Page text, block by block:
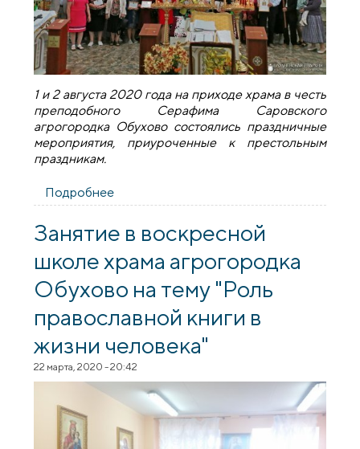
1 и 2 августа 2020 года на приходе храма в честь
преподобного Серафима Саровского
агрогородка Обухово состоялись праздничные
мероприятия, приуроченные к престольным
праздникам.
Подробнее
агрогородка Обухово
Занятие в воскресной
школе храма агрогородка
Обухово на тему "Роль
православной книги в
жизни человека"
22 марта, 2020 - 20:42